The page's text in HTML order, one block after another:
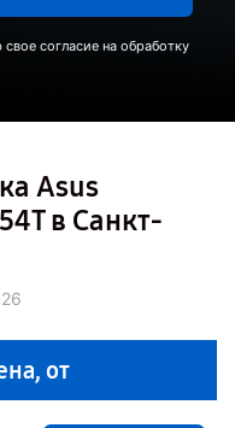
согласие на обработку
Asus
в Санкт-
от